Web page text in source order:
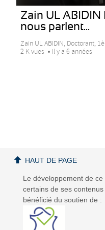
Zain UL ABIDIN
nous parlent...
Zain UL ABIDIN, Doctorant,
2 K vues
Il y a 6 années
Le développement de ce
certains de ses contenus
bénéficié du soutien de :
HAUT DE PAGE